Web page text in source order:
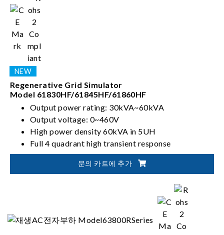
Regenerative Grid Simulator
Model 61830HF/61845HF/61860HF
Output power rating: 30kVA~60kVA
Output voltage: 0~460V
High power density 60kVA in 5UH
Full 4 quadrant high transient response
문의 카트에 추가